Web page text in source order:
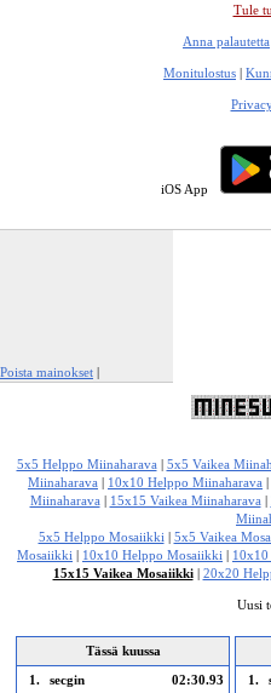
Tule
Anna palautetta
Monitulostus |
iOS App
Poista mainokset |
5x5 Helppo Miinaharava | 5x5 Vaikea
Miinaharava | 10x10 Helppo Miinaharava |
Miinaharava | 15x15 Vaikea Miinaharava |
5x5 Helppo Mosaiikki | 5x5 Vaikea
Mosaiikki | 10x10 Helppo Mosaiikki |
15x15 Vaikea Mosaiikki| 20x20
Uusi
Tässä kuussa
1.
secgin
02:30.93
1.